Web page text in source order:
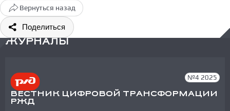
Вернуться назад
Поделиться
ЖУРНАЛЫ
№4 2025
ВЕСТНИК ЦИФРОВОЙ ТРАНСФОРМАЦИИ
РЖД